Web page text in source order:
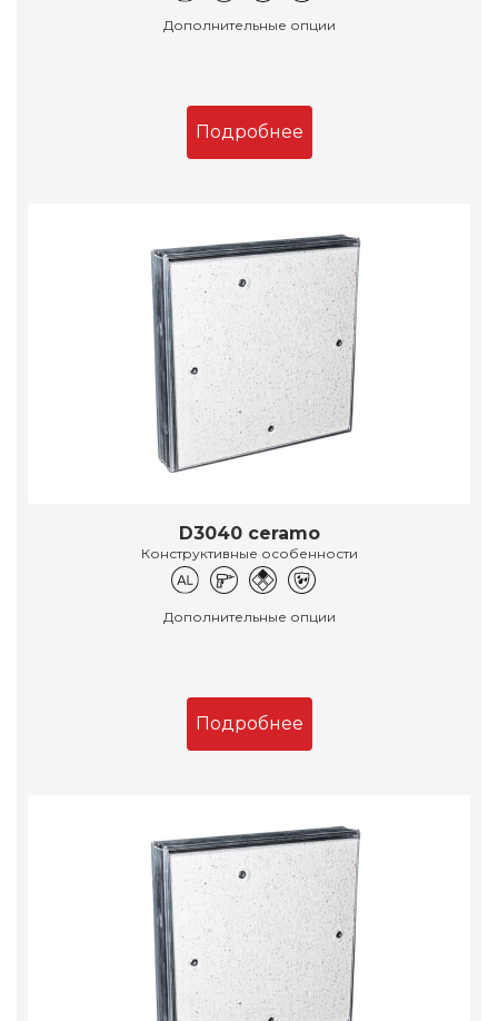
Дополнительные опции
Подробнее
D3040 ceramo
Конструктивные особенности
Дополнительные опции
Подробнее